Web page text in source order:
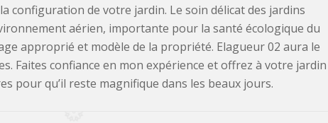
configuration de votre jardin. Le soin délicat des jardins
aérien, importante pour la santé écologique du
approprié et modèle de la propriété. Elagueur 02 aura le
Faites confiance en mon expérience et offrez à votre jardin
pour qu’il reste magnifique dans les beaux jours.